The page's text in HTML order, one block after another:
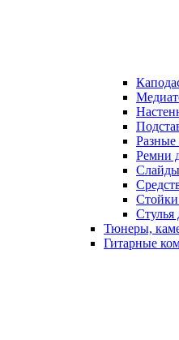
Разные
Ремни
Слайды
Стулья
Тюнеры,
Гитарные